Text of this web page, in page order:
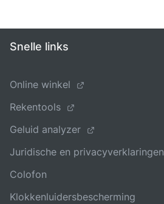
Snelle links
Online winkel
Rekentools
Geluid analyzer
Juridische en privacyverklaringen
Colofon
Klokkenluidersbescherming